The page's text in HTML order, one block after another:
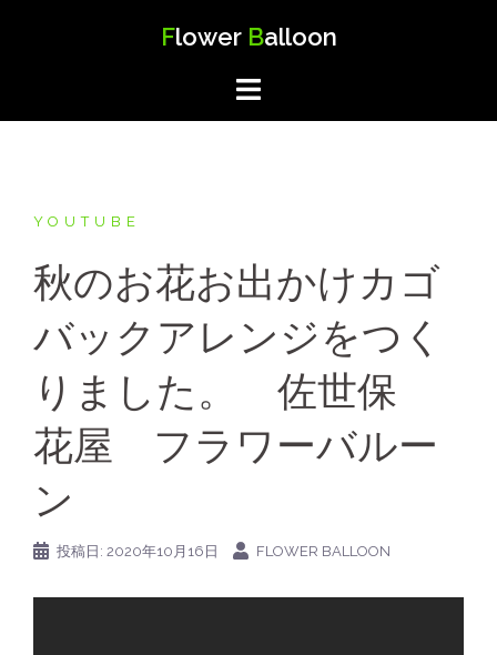
Flower Balloon
YOUTUBE
秋のお花お出かけカゴ
バックアレンジをつく
りました。 佐世保
花屋 フラワーバルー
ン
投稿日: 2020年10月16日 FLOWER BALLOON